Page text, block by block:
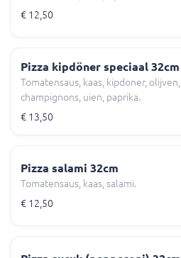
€ 12,50
Pizza kipdöner speciaal 32cm
Tomatensaus, kaas, kipdoner, olijven,
champignons, uien, paprika.
€ 13,50
Pizza salami 32cm
Tomatensaus, kaas, salami.
€ 12,50